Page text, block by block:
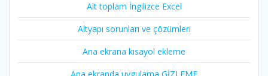
Alt toplam İngilizce Excel
Altyapı sorunları ve çözümleri
Ana ekrana kısayol ekleme